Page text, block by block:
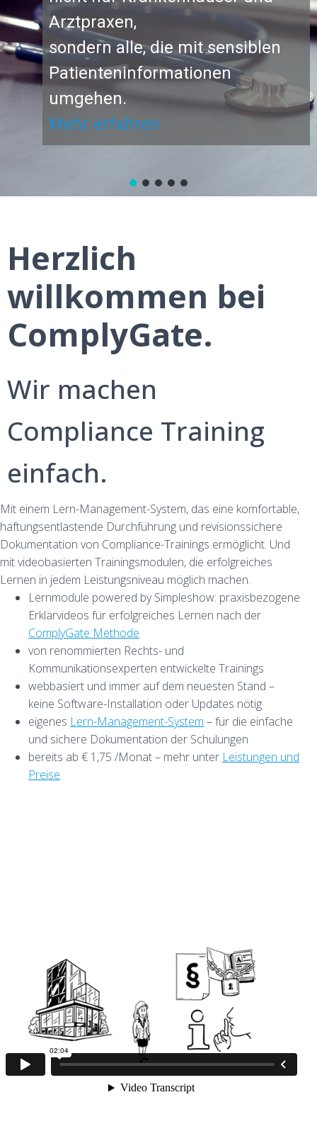
T
E
N
Arztpraxen,
sondern alle, die mit sensiblen
Patienteninformationen
umgehen.
Mehr erfahren
Herzlich
willkommen bei
ComplyGate.
Wir machen
Compliance Training
einfach.
Mit einem Lern-Management-System, das eine komfortable,
haftungsentlastende Durchführung und revisionssichere
Dokumentation von Compliance-Trainings ermöglicht. Und
mit videobasierten Trainingsmodulen, die erfolgreiches
Lernen in jedem Leistungsniveau möglich machen.
Lernmodule powered by Simpleshow: praxisbezogene
Erklärvideos für erfolgreiches Lernen nach der
ComplyGate Methode
von renommierten Rechts- und
Kommunikationsexperten entwickelte Trainings
webbasiert und immer auf dem neuesten Stand –
keine Software-Installation oder Updates nötig
eigenes Lern-Management-System – für die einfache
und sichere Dokumentation der Schulungen
bereits ab € 1,75 /Monat – mehr unter Leistungen und
Preise